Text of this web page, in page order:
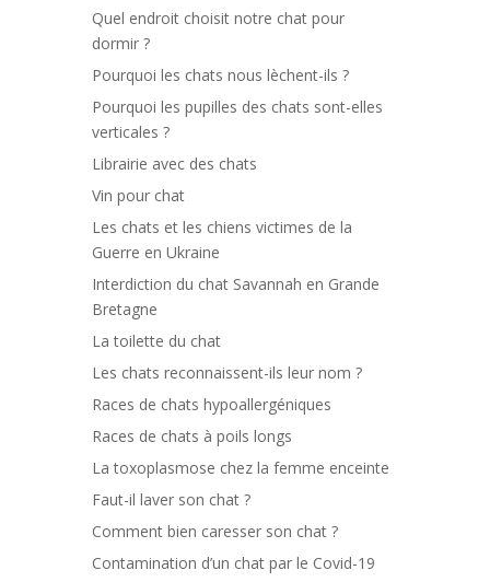
Quel endroit choisit notre chat pour
dormir ?
Pourquoi les chats nous lèchent-ils ?
Pourquoi les pupilles des chats sont-elles
verticales ?
Librairie avec des chats
Vin pour chat
Les chats et les chiens victimes de la
Guerre en Ukraine
Interdiction du chat Savannah en Grande
Bretagne
La toilette du chat
Les chats reconnaissent-ils leur nom ?
Races de chats hypoallergéniques
Races de chats à poils longs
La toxoplasmose chez la femme enceinte
Faut-il laver son chat ?
Comment bien caresser son chat ?
Contamination d’un chat par le Covid-19